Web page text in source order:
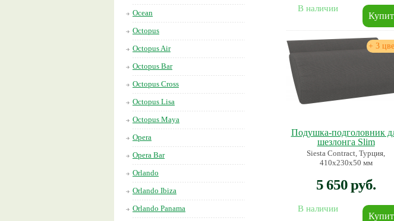
Ocean
Octopus
Octopus Air
Octopus Bar
Octopus Cross
Octopus Lisa
Octopus Maya
Opera
Opera Bar
Orlando
Orlando Ibiza
Orlando Panama
В наличии
+ 3
Подушка-подголовник
шезлонга Slim
Siesta Contract, Турция,
410х230х50 мм
5 650 руб.
В наличии